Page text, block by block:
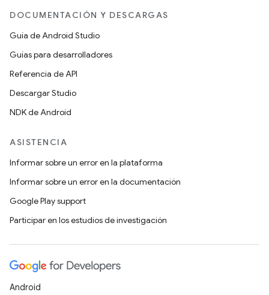
DOCUMENTACIÓN Y DESCARGAS
Guía de Android Studio
Guías para desarrolladores
Referencia de API
Descargar Studio
NDK de Android
ASISTENCIA
Informar sobre un error en la plataforma
Informar sobre un error en la documentación
Google Play support
Participar en los estudios de investigación
Android